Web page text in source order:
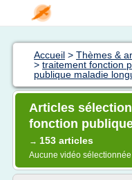
Accueil > Thèmes &
> traitement fonction
publique maladie
Articles
fonction
→ 153 articles
Aucune vidéo